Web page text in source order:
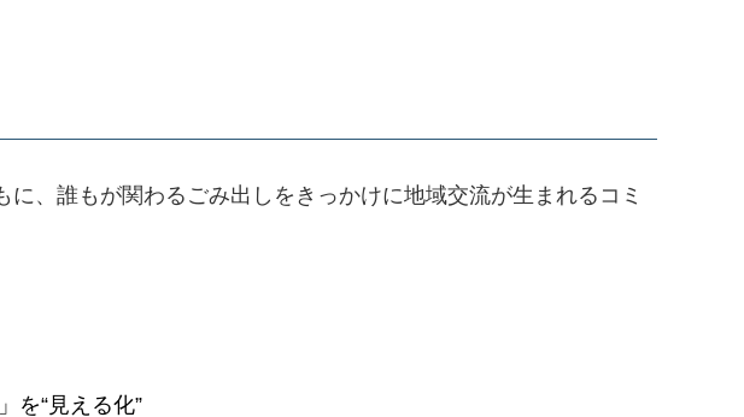
、誰もが関わるごみ出しをきっかけに地域交流が生まれるコミ
を“見える化”